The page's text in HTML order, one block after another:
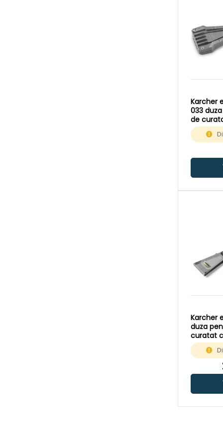
Karcher
033
de
presiune
Karcher
duza
curatat